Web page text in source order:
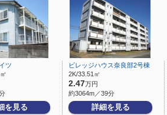
ツ
を見る
ビレッジハウス奈良部2号棟
2K/33.51㎡
2.47万円
約3064m／39分
詳細を見る